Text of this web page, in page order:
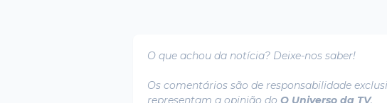
O que achou da notícia? Deixe-nos saber!
Os comentários são de responsabilidade
representam a opinião do O Universo da TV.